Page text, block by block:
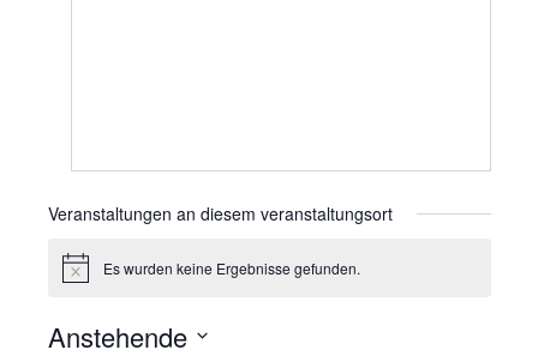
Veranstaltungen an diesem veranstaltungsort
HinweisEs wurden keine Ergebnisse gefunden.
Anstehende